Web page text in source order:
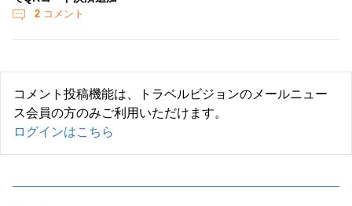
2 コメント
コメント投稿機能は、トラベルビジョンのメールニュー
ス会員の方のみご利用いただけます。
ログインはこちら